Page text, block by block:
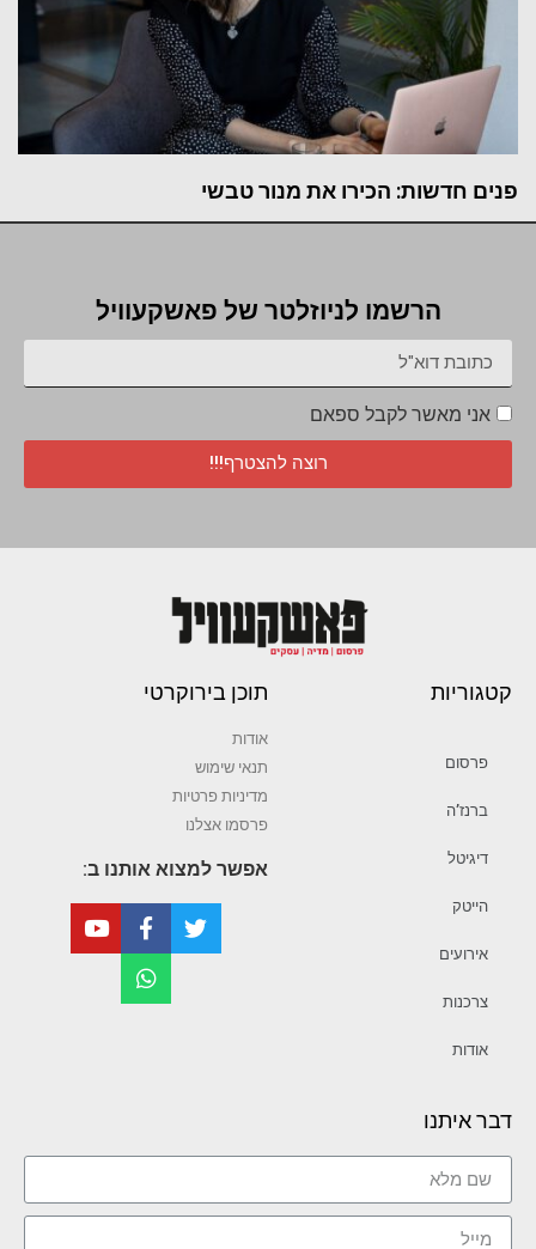
פנים חדשות: הכירו את מנור טבשי
הרשמו לניוזלטר של פאשקעוויל
אני מאשר לקבל ספאם
רוצה להצטרף!!!
קטגוריות
פרסום
ברנז’ה
דיגיטל
הייטק
אירועים
צרכנות
אודות
תוכן בירוקרטי
אודות
תנאי שימוש
מדיניות פרטיות
פרסמו אצלנו
אפשר למצוא אותנו ב:
דבר איתנו